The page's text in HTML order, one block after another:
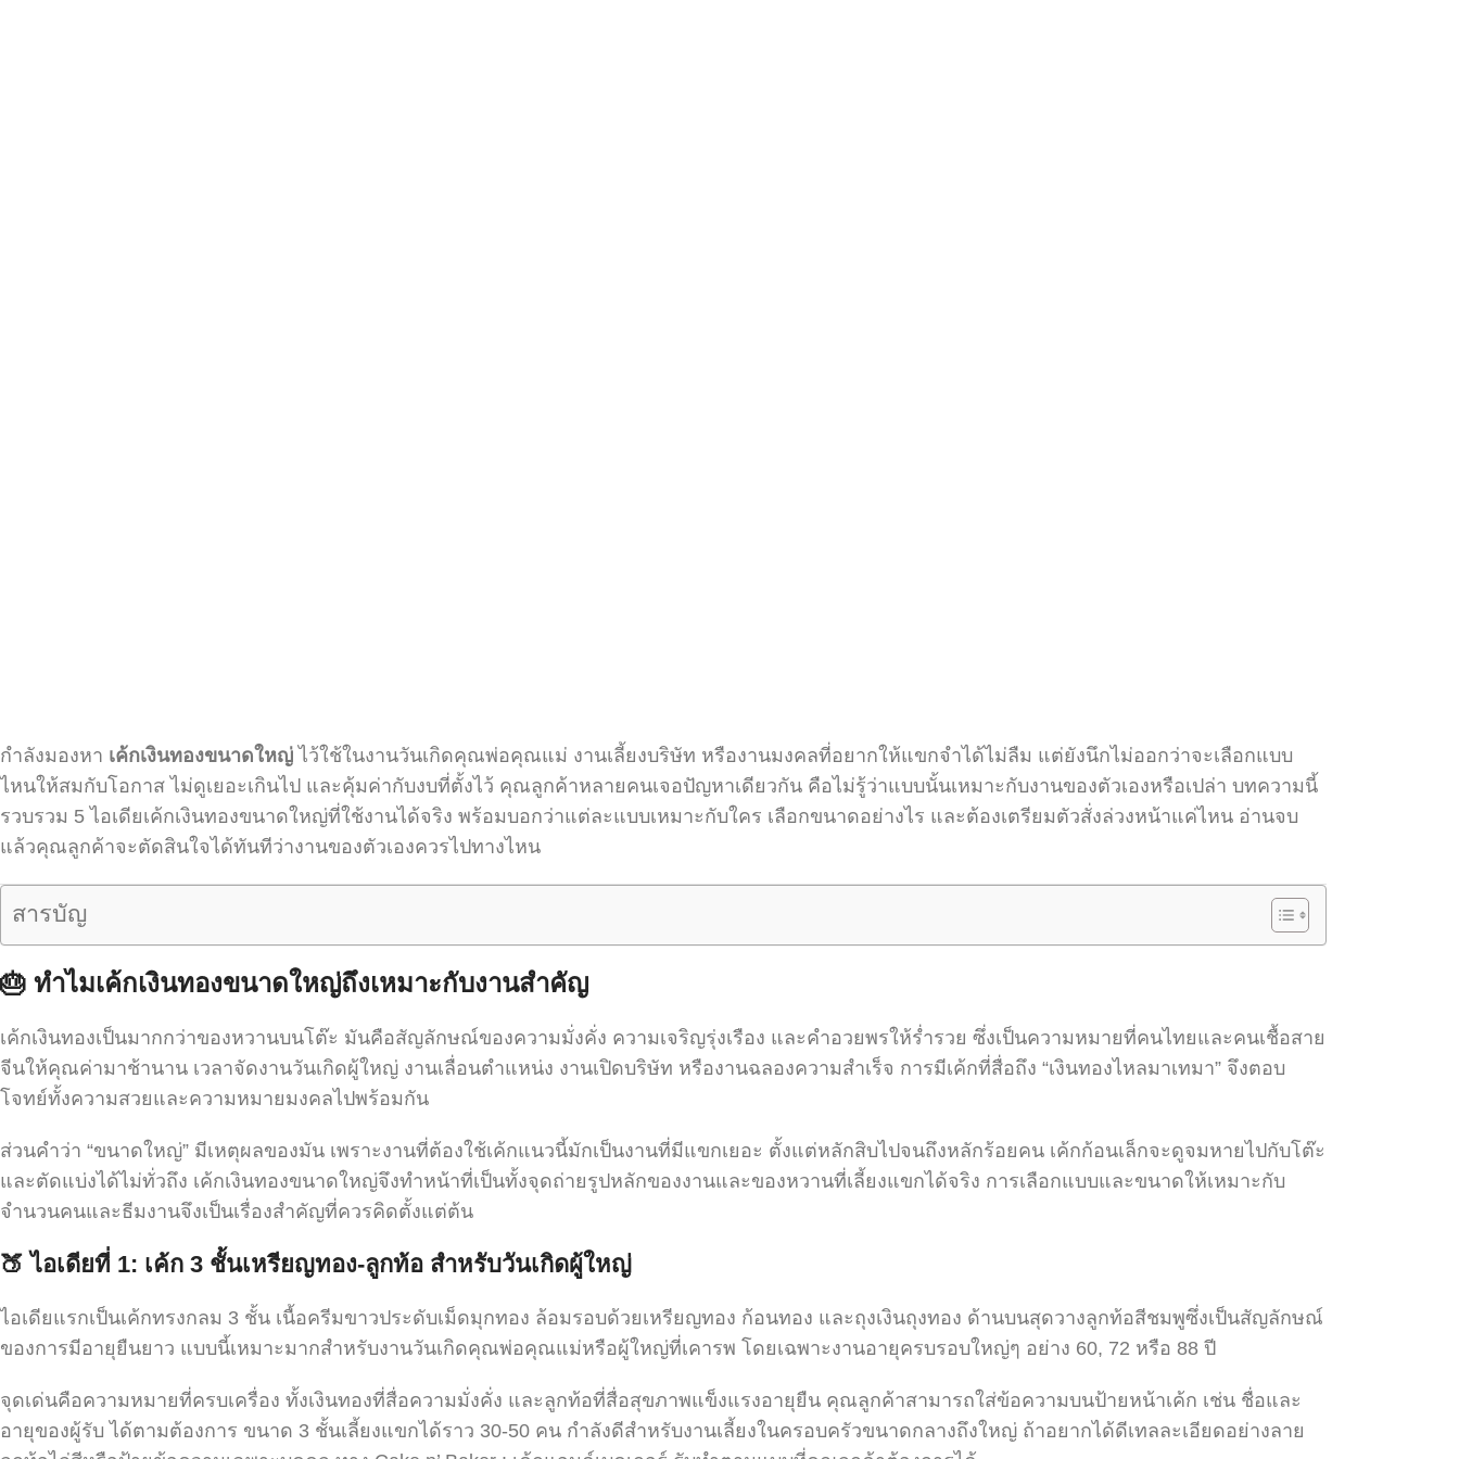
กำลังมองหา เค้กเงินทองขนาดใหญ่ ไว้ใช้ในงานวันเกิดคุณพ่อคุณแม่ งานเลี้ยงบริษัท หรืองานมงคลที่อยากให้แขกจำได้ไม่ลืม แต่ยังนึกไม่ออกว่าจะเลือกแบบ
ไหนให้สมกับโอกาส ไม่ดูเยอะเกินไป และคุ้มค่ากับงบที่ตั้งไว้ คุณลูกค้าหลายคนเจอปัญหาเดียวกัน คือไม่รู้ว่าแบบนั้นเหมาะกับงานของตัวเองหรือเปล่า บทความนี้
รวบรวม 5 ไอเดียเค้กเงินทองขนาดใหญ่ที่ใช้งานได้จริง พร้อมบอกว่าแต่ละแบบเหมาะกับใคร เลือกขนาดอย่างไร และต้องเตรียมตัวสั่งล่วงหน้าแค่ไหน อ่านจบ
แล้วคุณลูกค้าจะตัดสินใจได้ทันทีว่างานของตัวเองควรไปทางไหน
สารบัญ
🎂 ทำไมเค้กเงินทองขนาดใหญ่ถึงเหมาะกับงานสำคัญ
เค้กเงินทองเป็นมากกว่าของหวานบนโต๊ะ มันคือสัญลักษณ์ของความมั่งคั่ง ความเจริญรุ่งเรือง และคำอวยพรให้ร่ำรวย ซึ่งเป็นความหมายที่คนไทยและคนเชื้อสาย
จีนให้คุณค่ามาช้านาน เวลาจัดงานวันเกิดผู้ใหญ่ งานเลื่อนตำแหน่ง งานเปิดบริษัท หรืองานฉลองความสำเร็จ การมีเค้กที่สื่อถึง “เงินทองไหลมาเทมา” จึงตอบ
โจทย์ทั้งความสวยและความหมายมงคลไปพร้อมกัน
ส่วนคำว่า “ขนาดใหญ่” มีเหตุผลของมัน เพราะงานที่ต้องใช้เค้กแนวนี้มักเป็นงานที่มีแขกเยอะ ตั้งแต่หลักสิบไปจนถึงหลักร้อยคน เค้กก้อนเล็กจะดูจมหายไปกับโต๊ะ
และตัดแบ่งได้ไม่ทั่วถึง เค้กเงินทองขนาดใหญ่จึงทำหน้าที่เป็นทั้งจุดถ่ายรูปหลักของงานและของหวานที่เลี้ยงแขกได้จริง การเลือกแบบและขนาดให้เหมาะกับ
จำนวนคนและธีมงานจึงเป็นเรื่องสำคัญที่ควรคิดตั้งแต่ต้น
🍑ไอเดียที่ 1: เค้ก 3 ชั้นเหรียญทอง-ลูกท้อ สำหรับวันเกิดผู้ใหญ่
ไอเดียแรกเป็นเค้กทรงกลม 3 ชั้น เนื้อครีมขาวประดับเม็ดมุกทอง ล้อมรอบด้วยเหรียญทอง ก้อนทอง และถุงเงินถุงทอง ด้านบนสุดวางลูกท้อสีชมพูซึ่งเป็นสัญลักษณ์
ของการมีอายุยืนยาว แบบนี้เหมาะมากสำหรับงานวันเกิดคุณพ่อคุณแม่หรือผู้ใหญ่ที่เคารพ โดยเฉพาะงานอายุครบรอบใหญ่ๆ อย่าง 60, 72 หรือ 88 ปี
จุดเด่นคือความหมายที่ครบเครื่อง ทั้งเงินทองที่สื่อความมั่งคั่ง และลูกท้อที่สื่อสุขภาพแข็งแรงอายุยืน คุณลูกค้าสามารถใส่ข้อความบนป้ายหน้าเค้ก เช่น ชื่อและ
อายุของผู้รับ ได้ตามต้องการ ขนาด 3 ชั้นเลี้ยงแขกได้ราว 30-50 คน กำลังดีสำหรับงานเลี้ยงในครอบครัวขนาดกลางถึงใหญ่ ถ้าอยากได้ดีเทลละเอียดอย่างลาย